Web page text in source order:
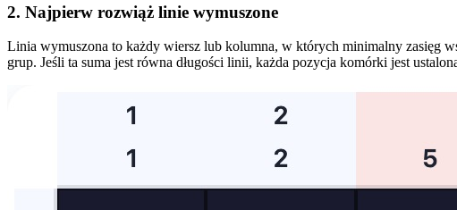
2. Najpierw rozwiąż linie wymuszone
Linia wymuszona to każdy wiersz lub kolumna, w których minimalny zasięg
grup. Jeśli ta suma jest równa długości linii, każda pozycja komórki jest